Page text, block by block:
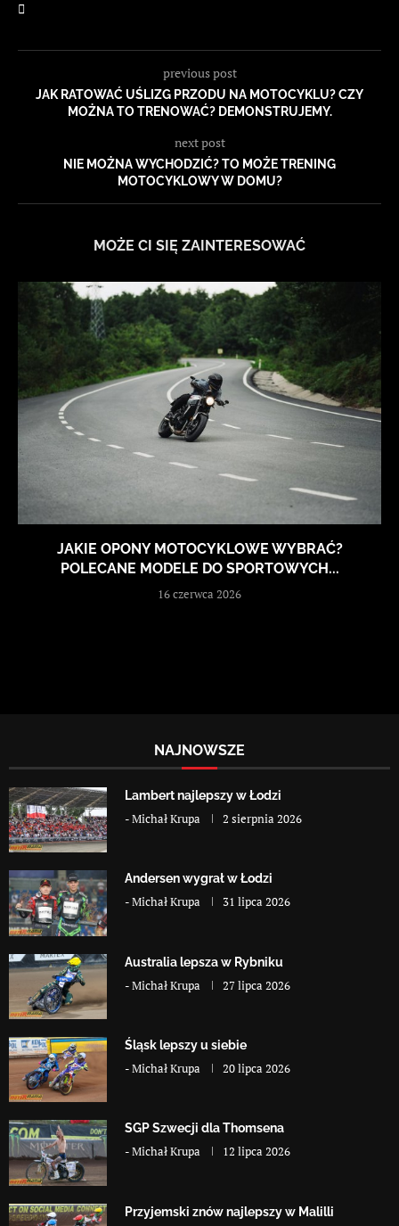
previous post
JAK RATOWAĆ UŚLIZG PRZODU NA MOTOCYKLU? CZY
MOŻNA TO TRENOWAĆ? DEMONSTRUJEMY.
next post
NIE MOŻNA WYCHODZIĆ? TO MOŻE TRENING
MOTOCYKLOWY W DOMU?
MOŻE CI SIĘ ZAINTERESOWAĆ
JAKIE OPONY MOTOCYKLOWE WYBRAĆ?
POLECANE MODELE DO SPORTOWYCH...
16 czerwca 2026
NAJNOWSZE
Lambert najlepszy w Łodzi
-Michał Krupa 2 sierpnia 2026
Andersen wygrał w Łodzi
-Michał Krupa 31 lipca 2026
Australia lepsza w Rybniku
-Michał Krupa 27 lipca 2026
Śląsk lepszy u siebie
-Michał Krupa 20 lipca 2026
SGP Szwecji dla Thomsena
-Michał Krupa 12 lipca 2026
Przyjemski znów najlepszy w Malilli